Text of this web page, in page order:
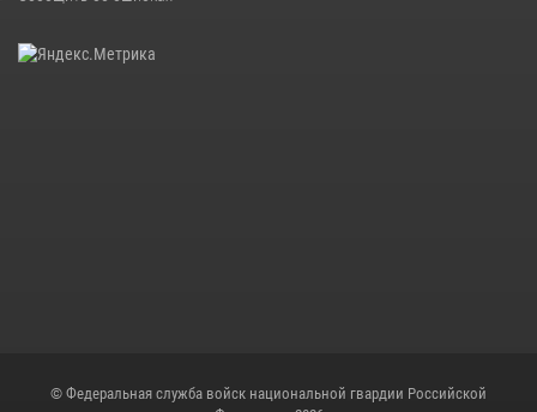
© Федеральная служба войск национальной гвардии Российской